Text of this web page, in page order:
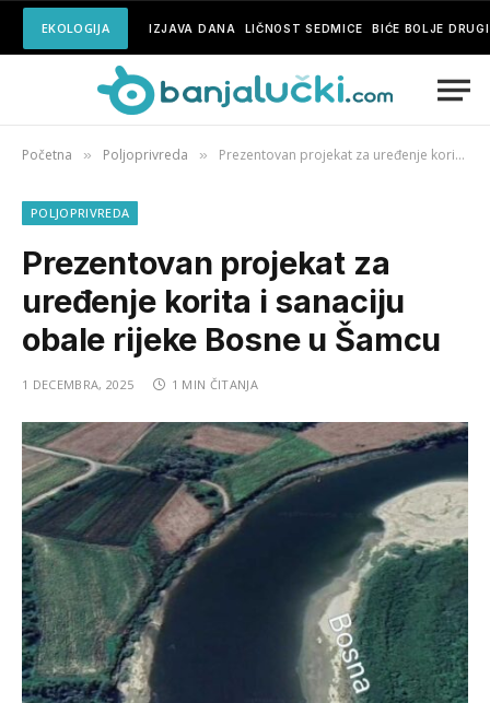
EKOLOGIJA IZJAVA DANA LIČNOST SEDMICE BIĆE BOLJE
Početna » Poljoprivreda » Prezentovan projekat za uređenje korita i sanaciju obale rijeke Bosne u Šamcu
POLJOPRIVREDA
Prezentovan projekat za
uređenje korita i sanaciju
obale rijeke Bosne u Šamcu
1 DECEMBRA, 2025 1 MIN ČITANJA